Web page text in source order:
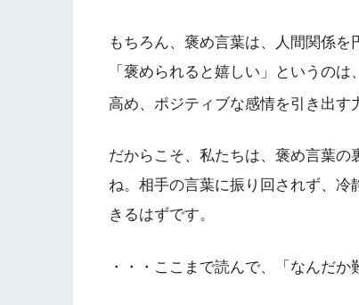
もちろん、褒め言葉は、人間関係を
「褒められると嬉しい」というの
高め、ポジティブな感情を引き出す
だからこそ、私たちは、褒め言葉
ね。相手の言葉に振り回されず、
きるはずです。
・・・ここまで読んで、「なんだ